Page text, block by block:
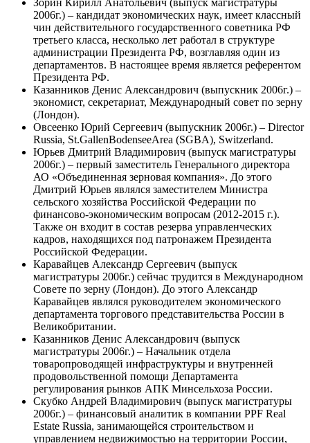
2006г.) – кандидат экономических наук, имеет классный
чин действительного государственного советника РФ
третьего класса, несколько лет работал в структуре
администрации Президента РФ, возглавляя один из
департаментов. В настоящее время является референтом
Президента РФ.
Казанников Денис Александрович (выпускник 2006г.) –
экономист, секретариат, Международный совет по зерну
(Лондон).
Овсеенко Юрий Сергеевич (выпускник 2006г.) – Director
Russia, St.GallenBodenseeArea (SGBA), Switzerland.
Юрьев Дмитрий Владимирович (выпуск магистратуры
2006г.) – первый заместитель Генерального директора
АО «Объединенная зерновая компания». До этого
Дмитрий Юрьев являлся заместителем Министра
сельского хозяйства Российской Федерации по
финансово-экономическим вопросам (2012-2015 г.).
Также он входит в состав резерва управленческих
кадров, находящихся под патронажем Президента
Российской Федерации.
Каравайцев Александр Сергеевич (выпуск
магистратуры 2006г.) сейчас трудится в Международном
Совете по зерну (Лондон). До этого Александр
Каравайцев являлся руководителем экономического
департамента торгового представительства России в
Великобритании.
Казанников Денис Александрович (выпуск
магистратуры 2006г.) – Начальник отдела
товаропроводящей инфраструктуры и внутренней
продовольственной помощи Департамента
регулирования рынков АПК Минсельхоза России.
Скубко Андрей Владимирович (выпуск магистратуры
2006г.) – финансовый аналитик в компании PPF Real
Estate Russia, занимающейся строительством и
управлением недвижимостью на территории России,